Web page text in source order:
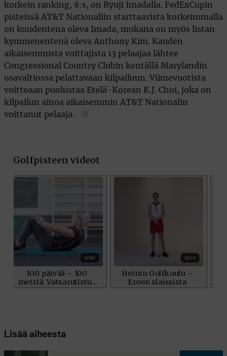
korkein ranking, 8:s, on Ryuji Imadalla. FedExCupin
pisteissä AT&T Nationaliin starttaavista korkeimmalla
on kuudentena oleva Imada, mukana on myös listan
kymmenentenä oleva Anthony Kim. Kauden
aikaisemmista voittajista 13 pelaajaa lähtee
Congressional Country Clubin kentällä Marylandin
osavaltiossa pelattavaan kilpailuun. Viimevuotista
voittoaan puolustaa Etelä-Korean K.J. Choi, joka on
kilpailun ainoa aikaisemmin AT&T Nationalin
voittanut pelaaja.
Lisää aiheesta